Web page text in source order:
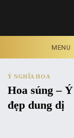
MENU
Ý NGHĨA HOA
Hoa súng –
đẹp dung dị